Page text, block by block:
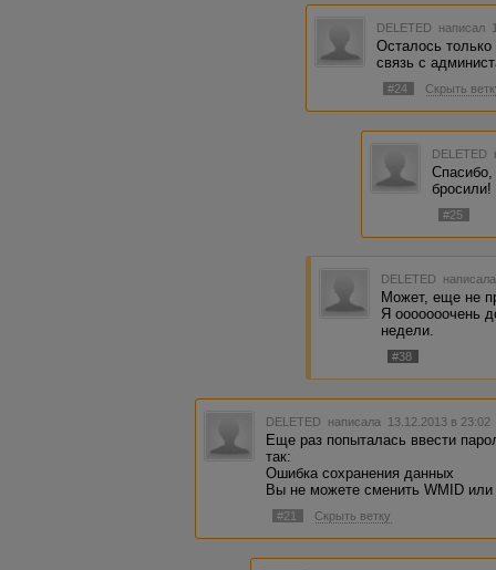
DELETED написал
Осталось
связь с
#24 Скрыть
DELETED
бросили!
#25
DELETED
Может, еще не
Я ооооооочень
недели.
#38
DELETED написала 13.12.2013 в
Еще раз попыталась ввести
так:
Ошибка сохранения данных
Вы не можете сменить WMID
#21 Скрыть ветку